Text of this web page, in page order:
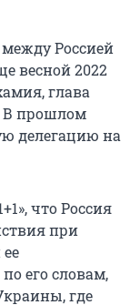
Россией
весной 2022
глава
В прошлом
делегацию на
что Россия
при
его словам,
где